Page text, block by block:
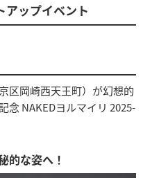
アップイベント
区岡崎西天王町）が幻想的
念 NAKEDヨルマイリ 2025-
的な姿へ！